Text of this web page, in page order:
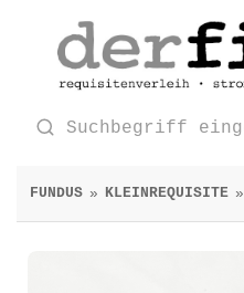
FUNDUS » KLEINREQUISITE »